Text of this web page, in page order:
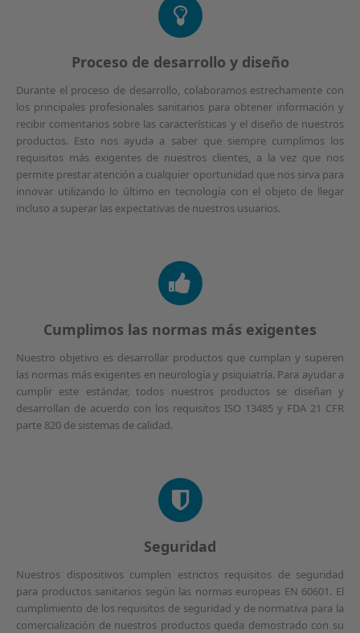
Proceso de desarrollo y diseño
Durante el proceso de desarrollo, colaboramos estrechamente con
los principales profesionales sanitarios para obtener información y
recibir comentarios sobre las características y el diseño de nuestros
productos. Esto nos ayuda a saber que siempre cumplimos los
requisitos más exigentes de nuestros clientes, a la vez que nos
permite prestar atención a cualquier oportunidad que nos sirva para
innovar utilizando lo último en tecnología con el objeto de llegar
incluso a superar las expectativas de nuestros usuarios.
Cumplimos las normas más exigentes
Nuestro objetivo es desarrollar productos que cumplan y superen
las normas más exigentes en neurología y psiquiatría. Para ayudar a
cumplir este estándar, todos nuestros productos se diseñan y
desarrollan de acuerdo con los requisitos ISO 13485 y FDA 21 CFR
parte 820 de sistemas de calidad.
Seguridad
Nuestros dispositivos cumplen estrictos requisitos de seguridad
para productos sanitarios según las normas europeas EN 60601. El
cumplimiento de los requisitos de seguridad y de normativa para la
comercialización de nuestros productos queda demostrado con su